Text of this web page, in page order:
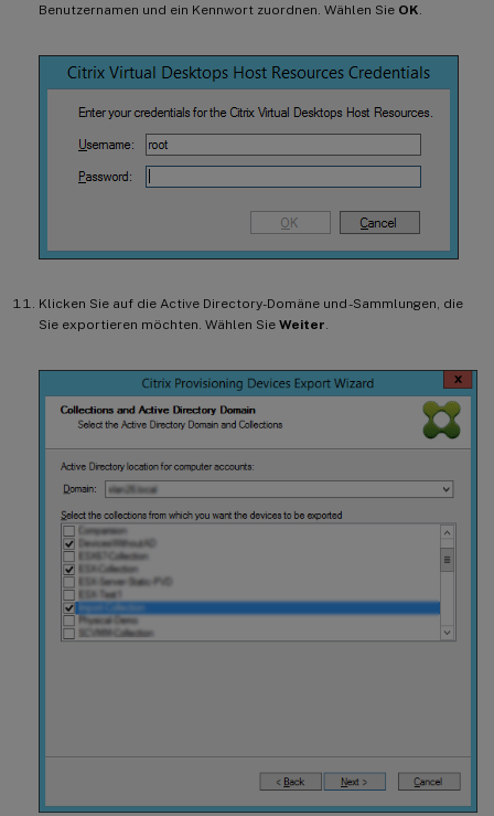
Benutzernamen und ein Kennwort zuordnen. Wählen Sie OK
Klicken Sie auf die Active Directory-Domäne und -Sammlungen, die
Sie exportieren möchten. Wählen Sie Weiter